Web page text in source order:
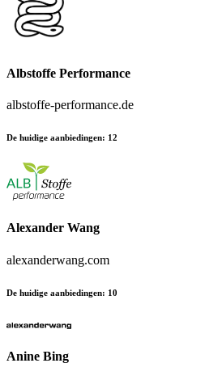
Albstoffe Performance
albstoffe-performance.de
De huidige aanbiedingen: 12
Alexander Wang
alexanderwang.com
De huidige aanbiedingen: 10
Anine Bing